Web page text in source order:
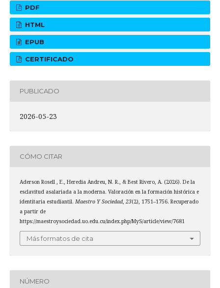
PDF
HTML
EPUB
CERTIFICADO
PUBLICADO
2026-05-23
CÓMO CITAR
Aderson Rosell , E., Heredia Andreu, N. R., & Best Rivero, A. (2026). De la
esclavitud asalariada a la moderna. Valoración en la formación histórica e
identitaria estudiantil. Maestro Y Sociedad, 23(2), 1751–1756. Recuperado
a partir de
https://maestroysociedad.uo.edu.cu/index.php/MyS/article/view/7681
Más formatos de cita
NÚMERO